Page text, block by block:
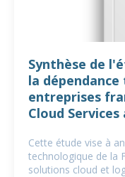
Synthèse de
la
entreprises
Cloud
Cette étude vise à
technologique de la
solutions cloud et